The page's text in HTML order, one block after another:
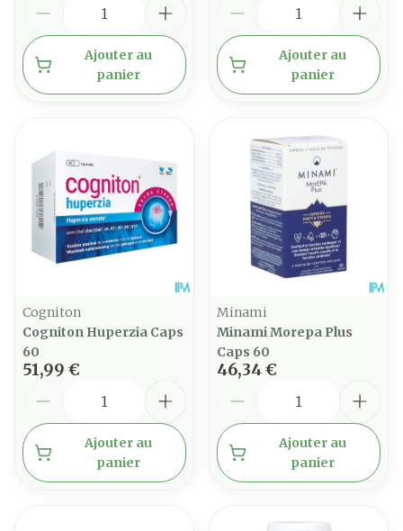
Ajouter au
panier
Ajouter au
panier
Cogniton
Cogniton Huperzia Caps
60
51,99 €
Ajouter au
panier
Minami
Minami Morepa Plus
Caps 60
46,34 €
Ajouter au
panier